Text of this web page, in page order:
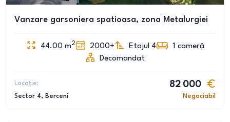
Vanzare garsoniera spatioasa, zona Metalurgiei
44.00 m2 2000+ Etajul 4 1 cameră
Decomandat
Locație:
Sector 4, Berceni
82 000
Negociabil